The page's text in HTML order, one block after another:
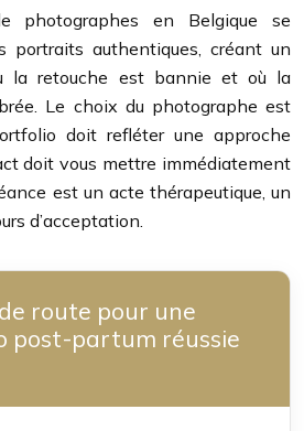
photographes en Belgique se
portraits authentiques, créant un
la retouche est bannie et où la
Le choix du photographe est
doit refléter une approche
doit vous mettre immédiatement
est un acte thérapeutique, un
d’acceptation.
route pour une
post-partum réussie